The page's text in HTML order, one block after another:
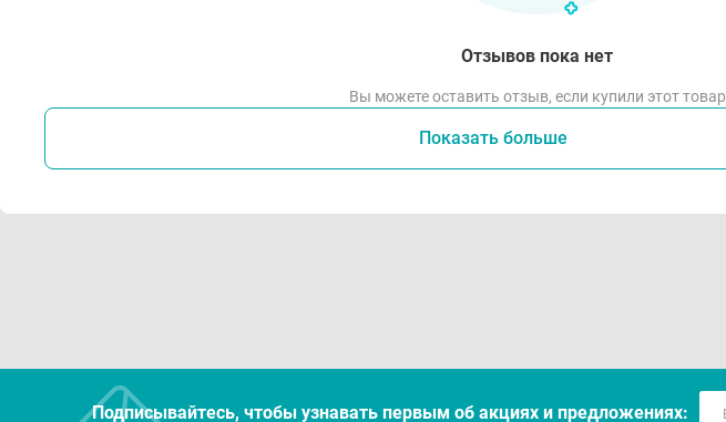
Отзывов пока нет
Вы можете оставить отзыв, если купили этот товар
Показать больше
Подписывайтесь, чтобы узнавать первым об акцияx и предложениях: